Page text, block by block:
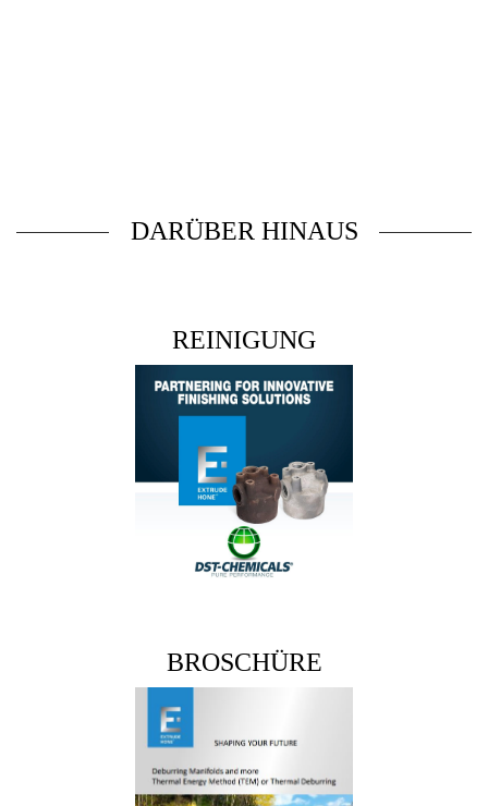
DARÜBER HINAUS
REINIGUNG
BROSCHÜRE